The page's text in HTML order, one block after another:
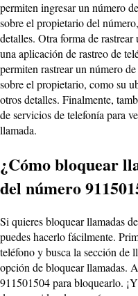
permiten ingresar un número
sobre el propietario del
detalles. Otra forma de
una aplicación de rastreo de
permiten rastrear un número
sobre el propietario, como su
otros detalles. Finalmente,
de servicios de telefonía para
llamada.
¿Cómo bloquear
del número
Si quieres bloquear llamadas
puedes hacerlo fácilmente.
teléfono y busca la sección de
opción de bloquear llamadas.
911501504 para bloquearlo.